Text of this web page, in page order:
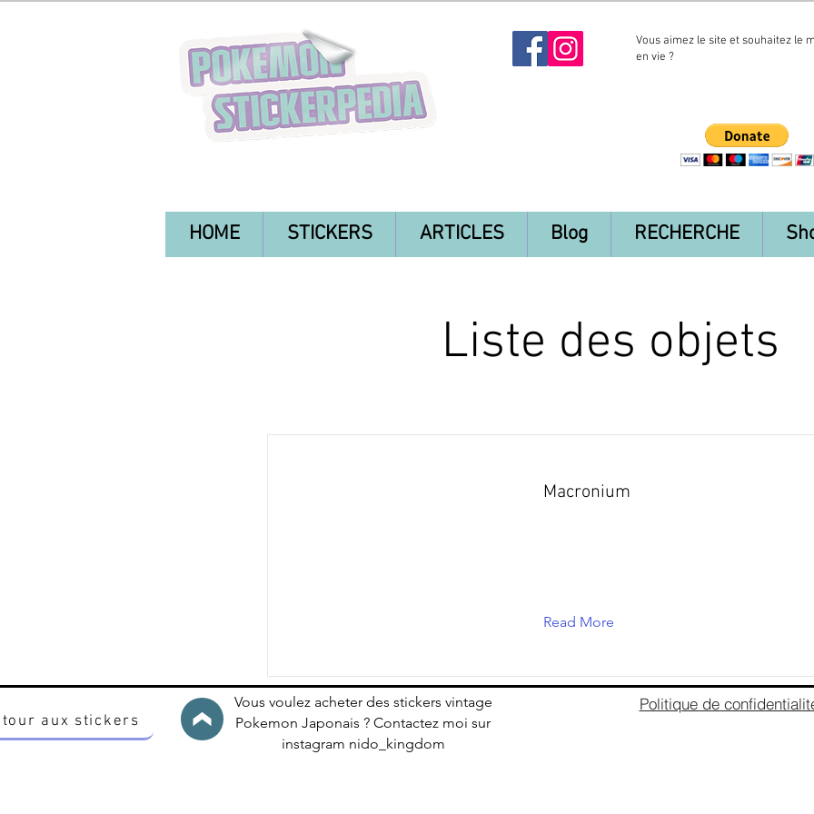
Vous aimez le site et souhaitez le
en vie ?
HOME STICKERS ARTICLES Blog RECHERCHE
Liste des objets
Macronium
Read More
aux stickers
Vous voulez acheter des stickers vintage
Pokemon Japonais ? Contactez moi sur
instagram nido_kingdom
Politique de